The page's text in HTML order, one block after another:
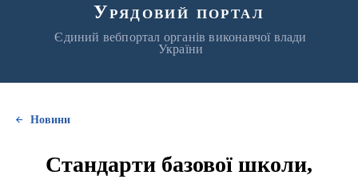
Урядовий портал
Єдиний вебпортал органів виконавчої влади
України
Новини
Стандарти базової школи,